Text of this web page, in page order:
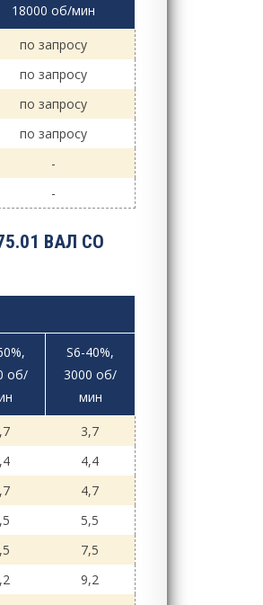
18000 об/мин
по запросу
по запросу
по запросу
по запросу
-
-
ВАЛ СО
об/
S6-40%,
3000 об/
мин
3,7
4,4
4,7
5,5
7,5
9,2